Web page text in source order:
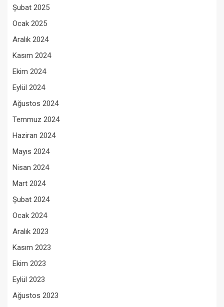
Şubat 2025
Ocak 2025
Aralık 2024
Kasım 2024
Ekim 2024
Eylül 2024
Ağustos 2024
Temmuz 2024
Haziran 2024
Mayıs 2024
Nisan 2024
Mart 2024
Şubat 2024
Ocak 2024
Aralık 2023
Kasım 2023
Ekim 2023
Eylül 2023
Ağustos 2023